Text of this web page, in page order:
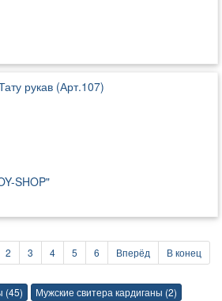
SHOP"
2 3 4 5 6 Вперёд В конец
(45)
Мужские свитера кардиганы (2)